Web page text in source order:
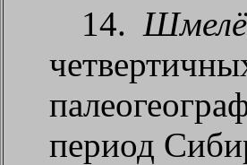
14.
период